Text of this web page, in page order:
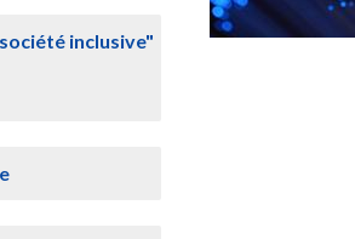
inclusive"